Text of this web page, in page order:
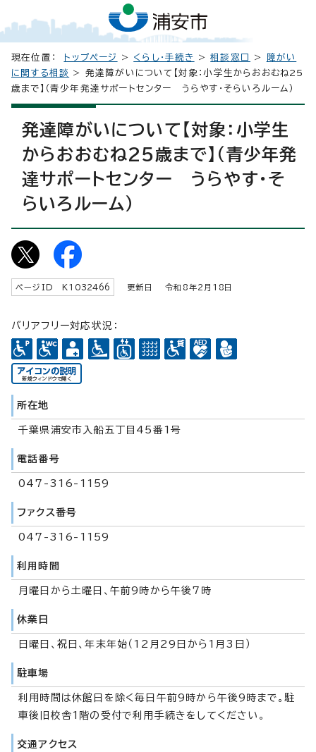
現在位置： トップページ > くらし・手続き >相談窓口 >
障がい
に関する相談
> 発達障がいについて【対象：小学生からおおむね25
歳まで】（青少年発達サポートセンター うらやす・そらいろルーム）
発達障がいについて【対象：小学生
からおおむね25歳まで】（青少年発
達サポートセンター うらやす・そ
らいろルーム）
ページID K 1032466 更新日 令和8年2月 18 日
バリアフリー対応状況：
所在地
千葉県浦安市入船五丁目45番1号
電話番号
047-316-1159
ファクス番号
047-316-1159
利用時間
月曜日から土曜日、午前9時から午後7時
休業日
日曜日、祝日、年末年始（12月29日から1月3日）
駐車場
利用時間は休館日を除く毎日午前9時から午後9時まで。駐
車後旧校舎1階の受付で利用手続きをしてください。
交通アクセス